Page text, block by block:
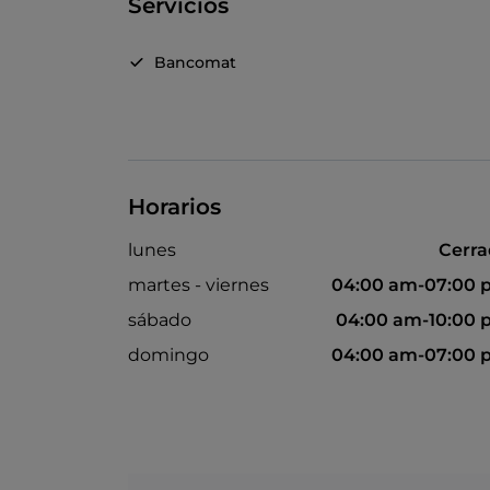
Servicios
Bancomat
Horarios
lunes
martes - viernes
04:00 am-07:00
sábado
04:00 am-10:00
domingo
04:00 am-07:00